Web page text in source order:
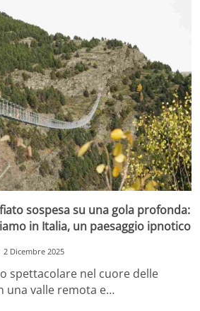
sospesa su una gola profonda:
in Italia, un paesaggio ipnotico
2 Dicembre 2025
spettacolare nel cuore delle
una valle remota e…